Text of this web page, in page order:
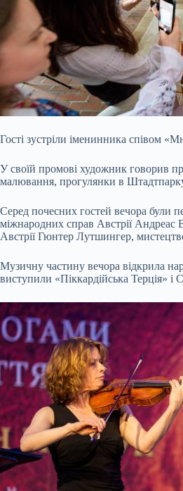
Гості зустріли іменинника співом
У своїй промові художник говорив
малювання, прогулянки в
Серед почесних гостей вечора були
міжнародних справ Австрії Андреас
Австрії Гюнтер Лутшингер,
Музичну частину вечора відкрила
виступили «Піккардійська Терція» і